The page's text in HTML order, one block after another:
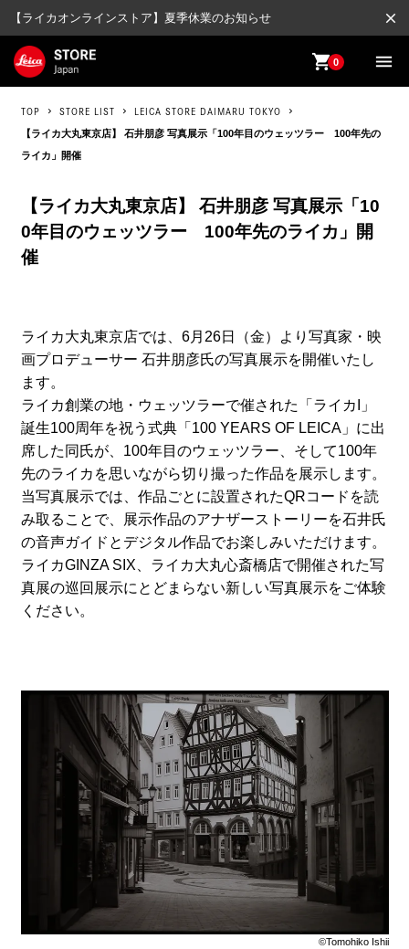
【ライカオンラインストア】夏季休業のお知らせ close
shopping_cart0 menu
TOP STORE LIST LEICA STORE DAIMARU TOKYO
【ライカ大丸東京店】 石井朋彦 写真展示「100年目のウェッツラー 100年先の
ライカ」開催
【ライカ大丸東京店】 石井朋彦 写真展示「10
0年目のウェッツラー 100年先のライカ」開
催
ライカ大丸東京店では、6月26日（金）より写真家・映
画プロデューサー 石井朋彦氏の写真展示を開催いたし
ます。
ライカ創業の地・ウェッツラーで催された「ライカI」
誕生100周年を祝う式典「100 YEARS OF LEICA」に出
席した同氏が、100年目のウェッツラー、そして100年
先のライカを思いながら切り撮った作品を展示します。
当写真展示では、作品ごとに設置されたQRコードを読
み取ることで、展示作品のアナザーストーリーを石井氏
の音声ガイドとデジタル作品でお楽しみいただけます。
ライカGINZA SIX、ライカ大丸心斎橋店で開催された写
真展の巡回展示にとどまらない新しい写真展示をご体験
ください。
©Tomohiko Ishii